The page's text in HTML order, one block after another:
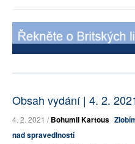
Obsah vydání | 4. 2.
4. 2. 2021 /Bohumil Kartous
nad spravedlností